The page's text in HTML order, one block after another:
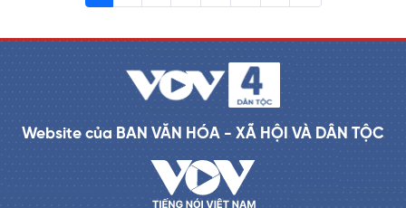
Website của BAN VĂN HÓA - XÃ HỘI VÀ DÂN TỘC